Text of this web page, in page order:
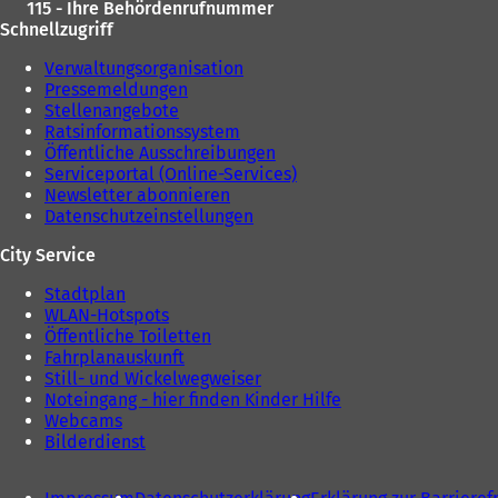
115 - Ihre Behördenrufnummer
Schnellzugriff
Verwaltungsorganisation
Pressemeldungen
Stellenangebote
Ratsinformationssystem
Öffentliche Ausschreibungen
Serviceportal (Online-Services)
Newsletter abonnieren
Datenschutzeinstellungen
City Service
Stadtplan
WLAN-Hotspots
Öffentliche Toiletten
Fahrplanauskunft
Still- und Wickelwegweiser
Noteingang - hier finden Kinder Hilfe
Webcams
Bilderdienst